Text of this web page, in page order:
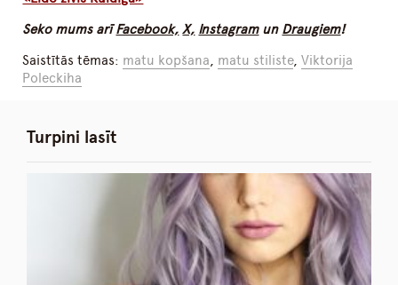
Seko mums arīFacebook, X, Instagramun Draugiem!
Saistītās tēmas: matu kopšana, matu stiliste,Viktorija
Poleckiha
Turpini lasīt